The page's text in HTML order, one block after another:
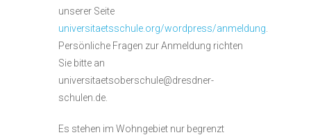
unserer Seite
universitaetsschule.org/wordpress/anmeldung
Persönliche Fragen zur Anmeldung richten
Sie bitte an
universitaetsoberschule@dresdner-
schulen.de.
Es stehen im Wohngebiet nur begrenzt